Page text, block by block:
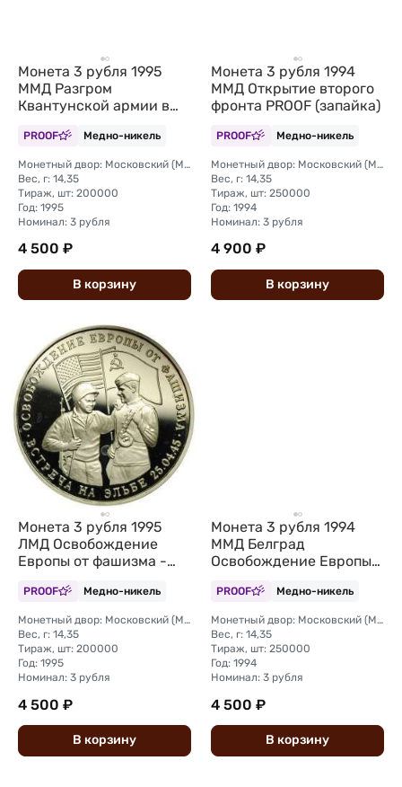
Монета 3 рубля 1995
ММД Разгром
Квантунской армии в
PROOF Медно-никель
Монетный двор: Московский (ММД)
Вес, г: 14,35
Тираж, шт: 200000
Год: 1995
Номинал: 3 рубля
4 500 ₽
В корзину
Монета 3 рубля 1994
ММД Открытие второго
фронта PROOF (запайка)
PROOF Медно-никель
Монетный двор: Московский (ММД)
Вес, г: 14,35
Тираж, шт: 250000
Год: 1994
Номинал: 3 рубля
4 900 ₽
В корзину
Монета 3 рубля 1995
ЛМД Освобождение
Европы от фашизма -
PROOF Медно-никель
Монетный двор: Московский (ММД)
Вес, г: 14,35
Тираж, шт: 200000
Год: 1995
Номинал: 3 рубля
4 500 ₽
В корзину
Монета 3 рубля 1994
ММД Белград
Освобождение Европы
PROOF Медно-никель
Монетный двор: Московский (ММД)
Вес, г: 14,35
Тираж, шт: 250000
Год: 1994
Номинал: 3 рубля
4 500 ₽
В корзину